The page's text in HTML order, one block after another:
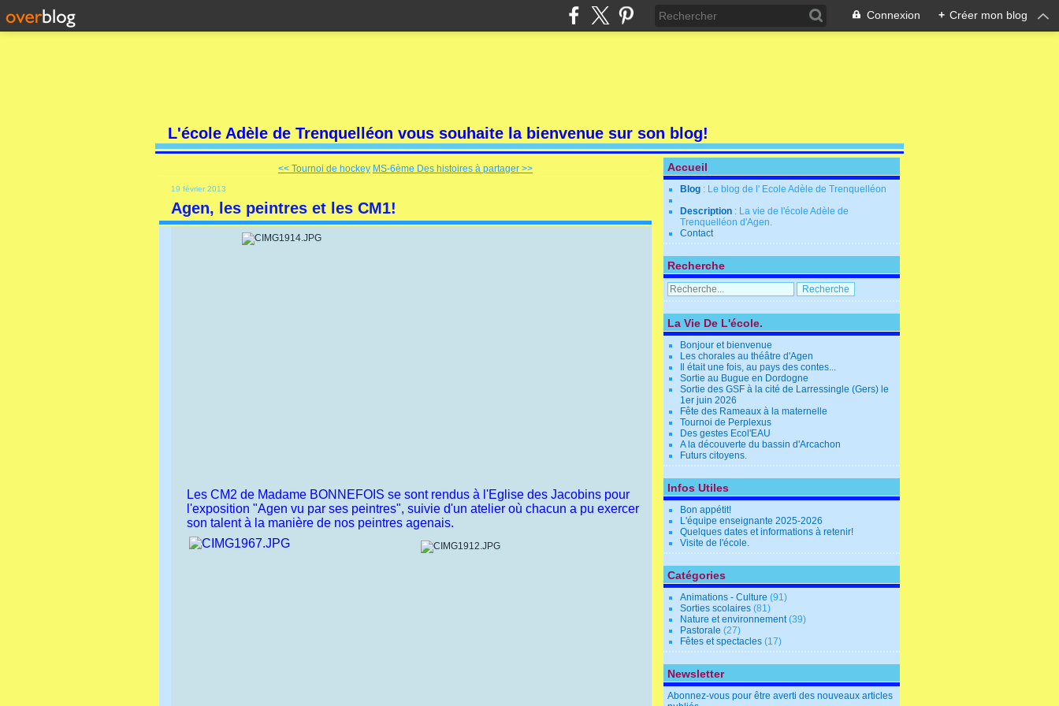
Connexion + Créer mon blog
L'école Adèle de Trenquelléon vous souhaite la bienvenue sur son blog!
<< Tournoi de hockey MS-6ème Des histoires à partager >>
19 février 2013
Agen, les peintres et les CM1!
Les CM2 de Madame BONNEFOIS se sont rendus à l'Eglise des Jacobins pour
l'exposition "Agen vu par ses peintres", suivie d'un atelier où chacun a pu exercer
son talent à la manière de nos peintres agenais.
Accueil
Blog : Le blog de l' Ecole Adèle de Trenquelléon
Description : La vie de l'école Adèle de
Trenquelléon d'Agen.
Contact
Recherche
La Vie De L'école.
Bonjour et bienvenue
Les chorales au théâtre d'Agen
Il était une fois, au pays des contes...
Sortie au Bugue en Dordogne
Sortie des GSF à la cité de Larressingle (Gers) le
1er juin 2026
Fête des Rameaux à la maternelle
Tournoi de Perplexus
Des gestes Ecol'EAU
A la découverte du bassin d'Arcachon
Futurs citoyens.
Infos Utiles
Bon appétit!
L'équipe enseignante 2025-2026
Quelques dates et informations à retenir!
Visite de l'école.
Catégories
Animations - Culture (91)
Sorties scolaires (81)
Nature et environnement(39)
Pastorale (27)
Fêtes et spectacles (17)
Newsletter
Abonnez-vous pour être averti des nouveaux articles